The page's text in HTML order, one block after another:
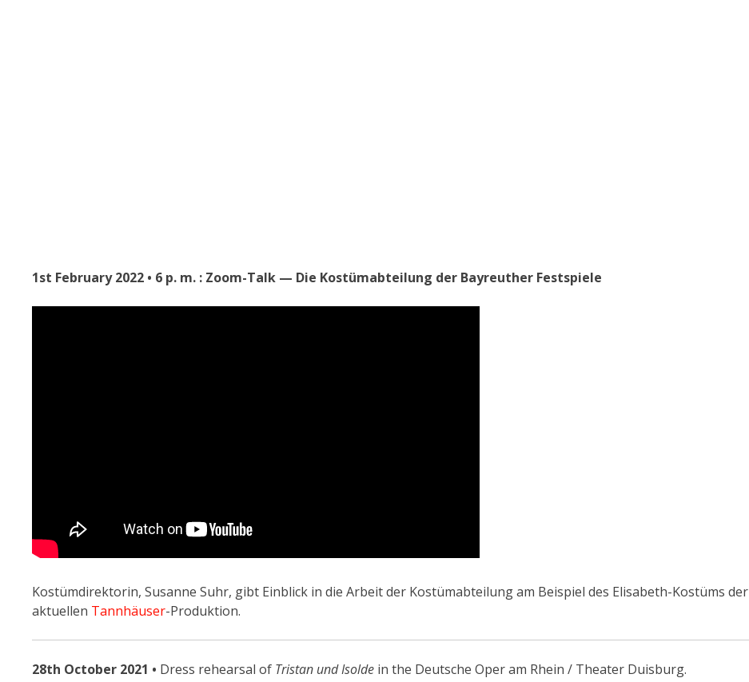
1st February 2022 • 6 p. m. : Zoom-Talk — Die Kostümabteilung der Bayreuther Festspiele
Kostümdirektorin, Susanne Suhr, gibt Einblick in die Arbeit der Kostümabteilung am Beispiel des Elisabeth-Kostüms der
aktuellen Tannhäuser-Produktion.
28th October 2021 • Dress rehearsal of Tristan und Isolde in the Deutsche Oper am Rhein / Theater Duisburg.